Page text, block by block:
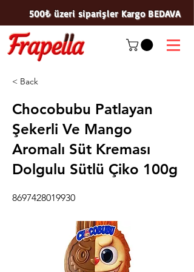
500₺ üzeri siparişler Kargo BEDAVA
< Back
Chocobubu Patlayan
Şekerli Ve Mango
Aromalı Süt Kreması
Dolgulu Sütlü Çiko 100g
8697428019930